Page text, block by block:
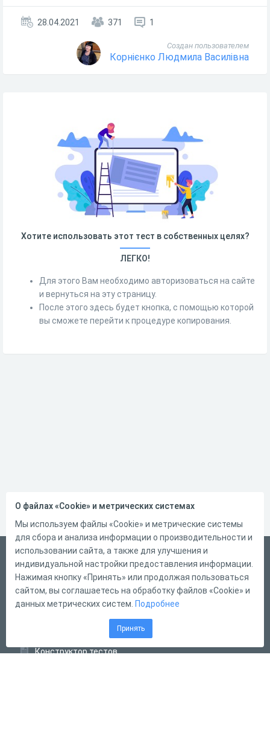
28.04.2021 371 1
Создан пользователем
Корнієнко Людмила Василівна
Хотите использовать этот тест в собственных целях?
ЛЕГКО!
Для этого Вам необходимо авторизоваться на сайте
и вернуться на эту страницу.
После этого здесь будет кнопка, с помощью которой
вы сможете перейти к процедуре копирования.
Український
Справка
Форма обратной связи
Конструктор тестов
О файлах «Cookie» и метрических системах
Мы используем файлы «Cookie» и метрические системы
для сбора и анализа информации о производительности и
использовании сайта, а также для улучшения и
индивидуальной настройки предоставления информации.
Нажимая кнопку «Принять» или продолжая пользоваться
сайтом, вы соглашаетесь на обработку файлов «Cookie» и
данных метрических систем. Подробнее
Принять